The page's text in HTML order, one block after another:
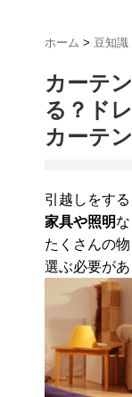
ホーム > 豆知識
カーテ
る？ド
カーテ
引越しをす
家具や照明
たくさんの
選ぶ必要があ